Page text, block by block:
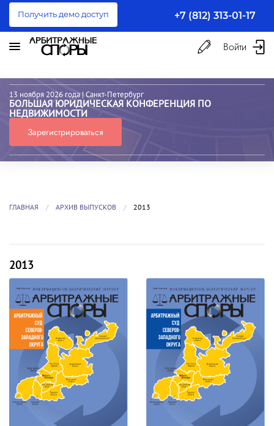
Получить демо доступ +7 (812) 313-01-17
Войти
13 ноября 2026 года | Санкт-Петербург
БОЛЬШАЯ ЮРИДИЧЕСКАЯ КОНФЕРЕНЦИЯ ПО
НЕДВИЖИМОСТИ
Зарегистрироваться
ГЛАВНАЯ АРХИВ ВЫПУСКОВ 2013
2013